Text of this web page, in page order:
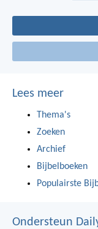
Lees meer
Thema's
Zoeken
Archief
Bijbelboeken
Populairste
Ondersteun